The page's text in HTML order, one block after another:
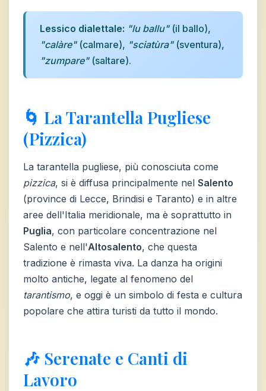
Lessico dialettale: "lu ballu"(il ballo),
"calàre"(calmare), "sciatùra"(sventura),
"zumpare"(saltare).
🌀 La Tarantella Pugliese
(Pizzica)
La tarantella pugliese, più conosciuta come
pizzica, si è diffusa principalmente nel Salento
(province di Lecce, Brindisi e Taranto) e in altre
aree dell'Italia meridionale, ma è soprattutto in
Puglia, con particolare concentrazione nel
Salento e nell'Altosalento, che questa
tradizione è rimasta viva. La danza ha origini
molto antiche, legate al fenomeno del
tarantismo, e oggi è un simbolo di festa e cultura
popolare che attira turisti da tutto il mondo.
🎶 Serenate e Canti di
Lavoro